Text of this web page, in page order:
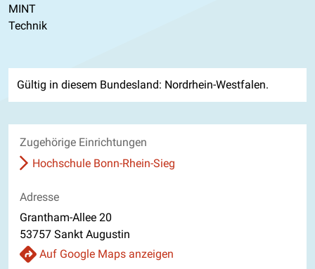
MINT
Technik
Gültig in diesem Bundesland: Nordrhein-Westfalen.
Zugehörige Einrichtungen
Hochschule Bonn-Rhein-Sieg
Adresse
Grantham-Allee 20
53757 Sankt Augustin
Auf Google Maps anzeigen